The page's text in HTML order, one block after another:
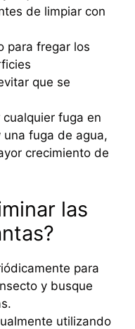
de limpiar con
para fregar los
que se
fuga en
fuga de agua,
crecimiento de
las
para
y busque
utilizando